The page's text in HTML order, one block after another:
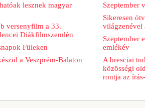
lesznek magyar
versenyfilm a 33.
Diákfilmszemlén
Füleken
a Veszprém-Balaton
Szeptember
Sikeresen
világzenével
Szeptember
emlékév
A bresciai
közösségi
rontja az